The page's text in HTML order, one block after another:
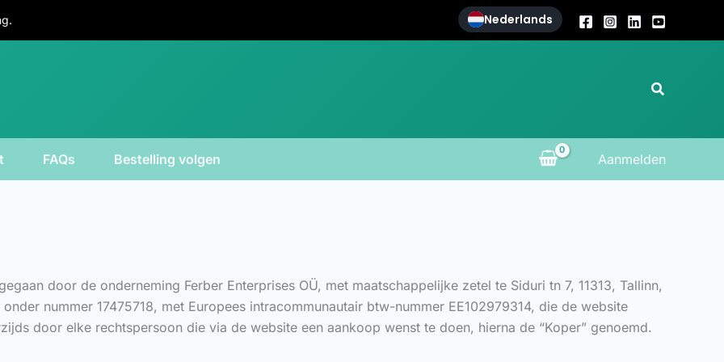
Nederlands
Zoeken
FAQs Bestelling volgen Aanmelden
door de onderneming Ferber Enterprises OÜ, met maatschappelijke zetel te Siduri tn 7, 11313, Tallinn,
nummer 17475718, met Europees intracommunautair btw-nummer EE102979314, die de website
door elke rechtspersoon die via de website een aankoop wenst te doen, hierna de “Koper” genoemd.